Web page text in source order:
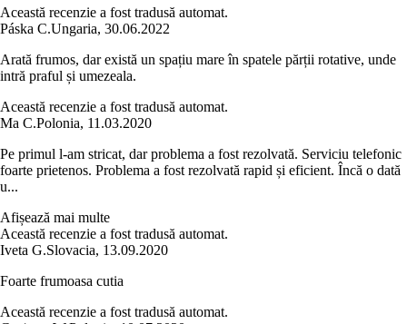
Această recenzie a fost tradusă automat.
Páska C.Ungaria, 30.06.2022
Arată frumos, dar există un spațiu mare în spatele părții rotative, unde
intră praful și umezeala.
Această recenzie a fost tradusă automat.
Ma C.Polonia, 11.03.2020
Pe primul l-am stricat, dar problema a fost rezolvată. Serviciu telefonic
foarte prietenos. Problema a fost rezolvată rapid și eficient. Încă o dată
u...
Afișează mai multe
Această recenzie a fost tradusă automat.
Iveta G.Slovacia, 13.09.2020
Foarte frumoasa cutia
Această recenzie a fost tradusă automat.